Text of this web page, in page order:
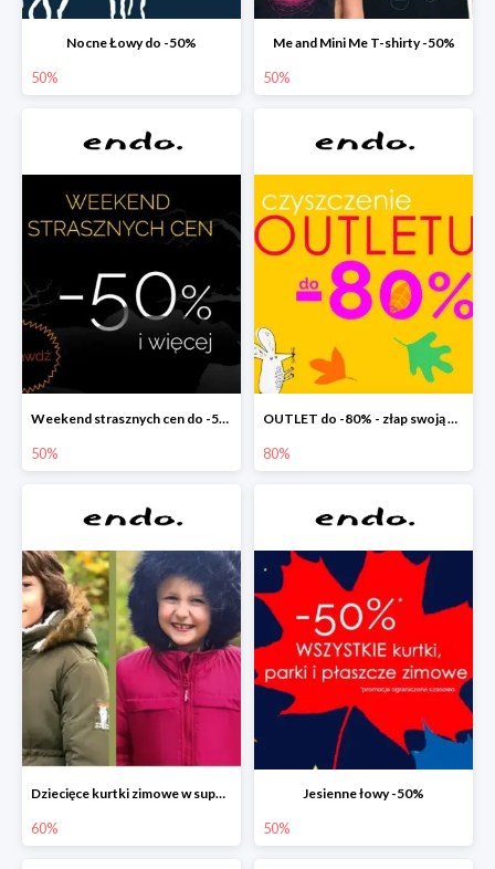
Nocne Łowy do -50%
50%
Me and Mini Me T-shirty -50%
50%
Weekend strasznych cen do -50%
50%
OUTLET do -80% - złap swoją okazję !
80%
Dziecięce kurtki zimowe w super cenach!
60%
Jesienne łowy -50%
50%